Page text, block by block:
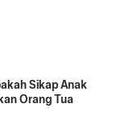
Sikap Anak
Orang Tua